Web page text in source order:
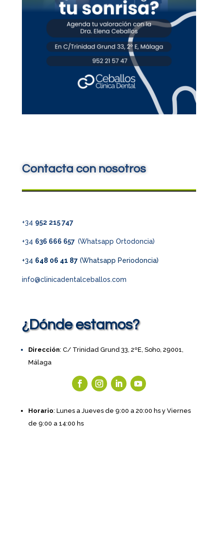
Contacta con nosotros
+34 952 215 747
+34 636 666 657 (Whatsapp Ortodoncia)
+34 648 06 41 87(Whatsapp Periodoncia)
info@clinicadentalceballos.com
¿Dónde estamos?
Dirección: C/ Trinidad Grund 33, 2ºE, Soho, 29001,
Málaga
Horario: Lunes a Jueves de 9:00 a 20:00 hs y Viernes
de 9:00 a 14:00 hs